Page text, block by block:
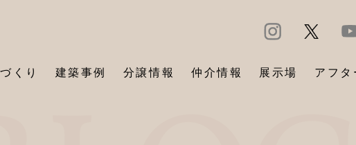
くり 建築事例 分譲情報 仲介情報 展示場 アフタ